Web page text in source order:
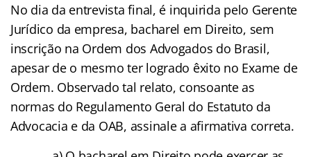
No dia da entrevista final, é inquirida pelo Gerente
Jurídico da empresa, bacharel em Direito, sem
inscrição na Ordem dos Advogados do Brasil,
apesar de o mesmo ter logrado êxito no Exame de
Ordem. Observado tal relato, consoante as
normas do Regulamento Geral do Estatuto da
Advocacia e da OAB, assinale a afirmativa correta.